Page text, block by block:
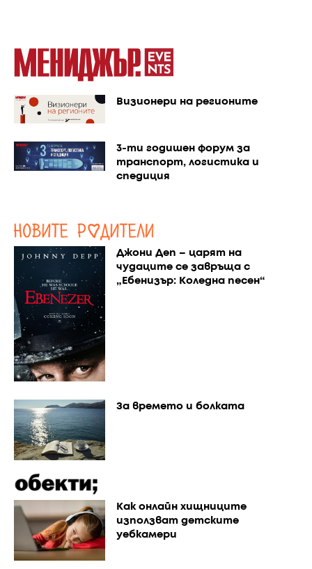
Визионери на регионите
3-ти годишен форум за
транспорт, логистика и
спедиция
Джони Деп – царят на
чудаците се завръща с
„Ебенизър: Коледна песен“
За времето и болката
Как онлайн хищниците
използват детските
уебкамери